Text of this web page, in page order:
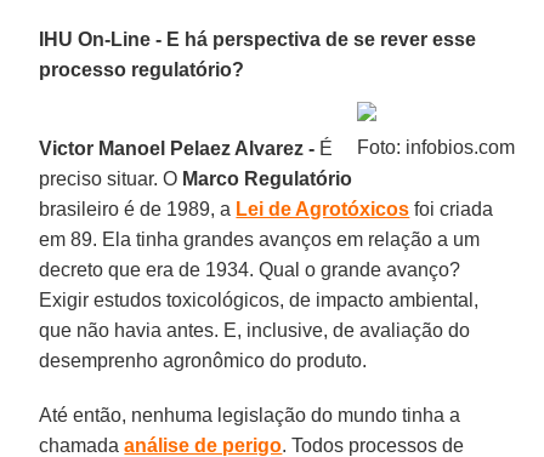
IHU On-Line - E há perspectiva de se rever esse
processo regulatório?
Foto: infobios.com
Victor Manoel Pelaez Alvarez - É
preciso situar. O Marco Regulatório
brasileiro é de 1989, a Lei de Agrotóxicos foi criada
em 89. Ela tinha grandes avanços em relação a um
decreto que era de 1934. Qual o grande avanço?
Exigir estudos toxicológicos, de impacto ambiental,
que não havia antes. E, inclusive, de avaliação do
desemprenho agronômico do produto.
Até então, nenhuma legislação do mundo tinha a
chamadaanálise de perigo. Todos processos de